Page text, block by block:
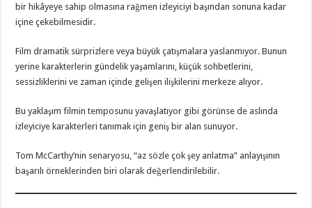
bir hikâyeye sahip olmasına rağmen izleyiciyi başından sonuna kadar
içine çekebilmesidir.
Film dramatik sürprizlere veya büyük çatışmalara yaslanmıyor. Bunun
yerine karakterlerin gündelik yaşamlarını, küçük sohbetlerini,
sessizliklerini ve zaman içinde gelişen ilişkilerini merkeze alıyor.
Bu yaklaşım filmin temposunu yavaşlatıyor gibi görünse de aslında
izleyiciye karakterleri tanımak için geniş bir alan sunuyor.
Tom McCarthy’nin senaryosu, “az sözle çok şey anlatma” anlayışının
başarılı örneklerinden biri olarak değerlendirilebilir.